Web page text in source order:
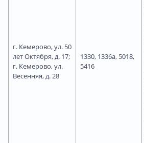
г. Кемерово, ул. 50
лет Октября, д. 17;
г. Кемерово, ул.
Весенняя, д. 28
1330, 1336а, 5018,
5416